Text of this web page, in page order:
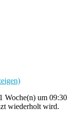
Woche(n) um 09:30
wiederholt wird.